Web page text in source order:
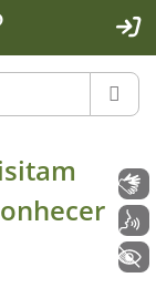
Libras
Voz